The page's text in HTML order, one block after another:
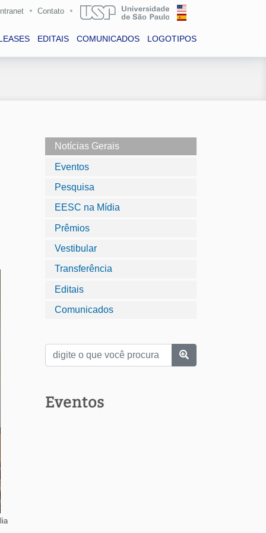
Contato
EDITAIS COMUNICADOS LOGOTIPOS
Notícias Gerais
Eventos
Pesquisa
EESC na Mídia
Prêmios
Vestibular
Transferência
Editais
Comunicados
Eventos